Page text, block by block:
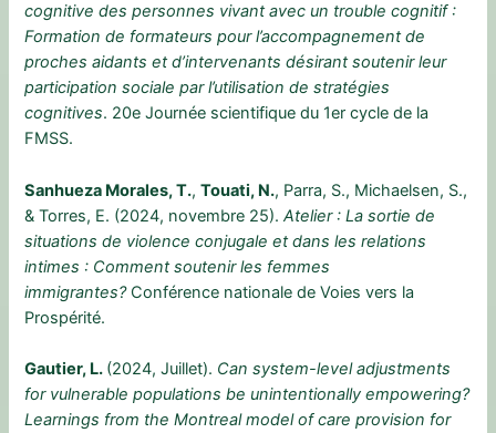
cognitive des personnes vivant avec un trouble cognitif :
Formation de formateurs pour l’accompagnement de
proches aidants et d’intervenants désirant soutenir leur
participation sociale par l’utilisation de stratégies
cognitives. 20e Journée scientifique du 1er cycle de la
FMSS.
Sanhueza Morales, T.,Touati, N., Parra, S., Michaelsen, S.,
& Torres, E. (2024, novembre 25).Atelier : La sortie de
situations de violence conjugale et dans les relations
intimes : Comment soutenir les femmes
immigrantes?Conférence nationale de Voies vers la
Prospérité.
Gautier, L. (2024, Juillet). Can system-level adjustments
for vulnerable populations be unintentionally empowering?
Learnings from the Montreal model of care provision for